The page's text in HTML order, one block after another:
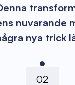
nuvarande
nya trick
02